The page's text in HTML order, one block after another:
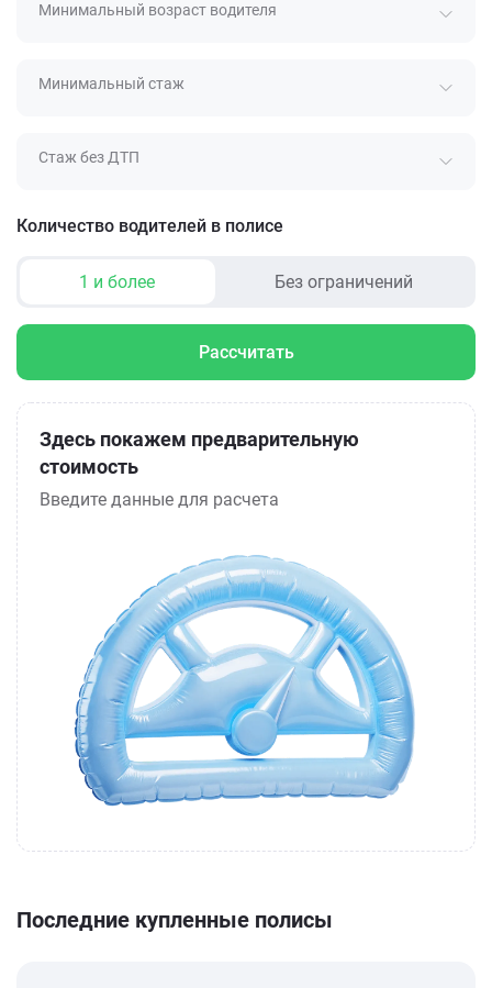
Минимальный возраст водителя
Минимальный стаж
Стаж без ДТП
Количество водителей в полисе
1 и более Без ограничений
Рассчитать
Здесь покажем предварительную
стоимость
Введите данные для расчета
Последние купленные полисы